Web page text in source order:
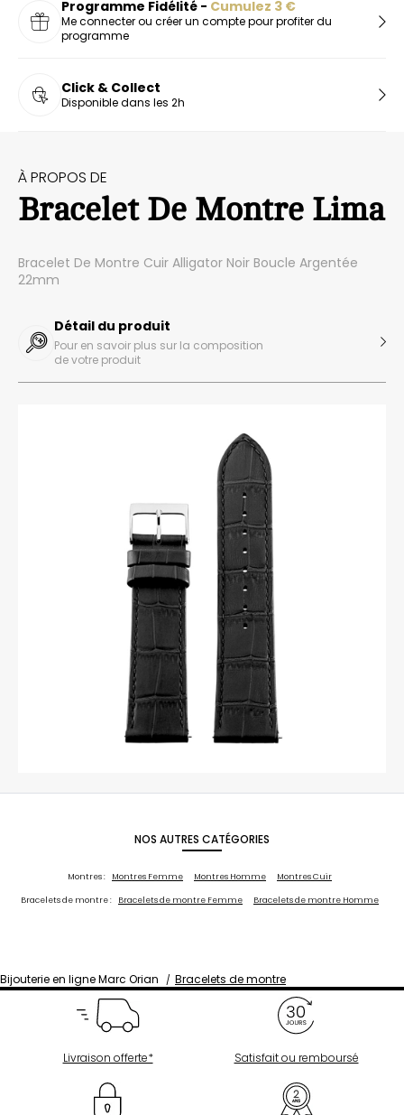
Programme Fidélité - Cumulez 3 €
Me connecter ou créer un compte pour profiter du
programme
Click & Collect
Disponible dans les 2h
À PROPOS DE
Bracelet De Montre Lima
Bracelet De Montre Cuir Alligator Noir Boucle Argentée
22mm
Détail du produit
Pour en savoir plus sur la composition
de votre produit
NOS AUTRES CATÉGORIES
Montres : Montres Femme Montres Homme Montres Cuir
Bracelets de montre : Bracelets de montre Femme Bracelets de montre Homme
Bijouterie en ligne Marc Orian Bracelets de montre
Livraison offerte* Satisfait ou remboursé